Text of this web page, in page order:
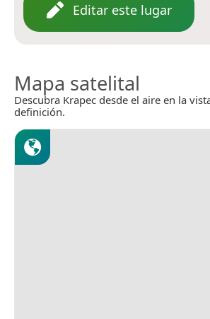
Editar este lugar
Mapa satelital
Descubra Krapec desde el aire en la
definición.